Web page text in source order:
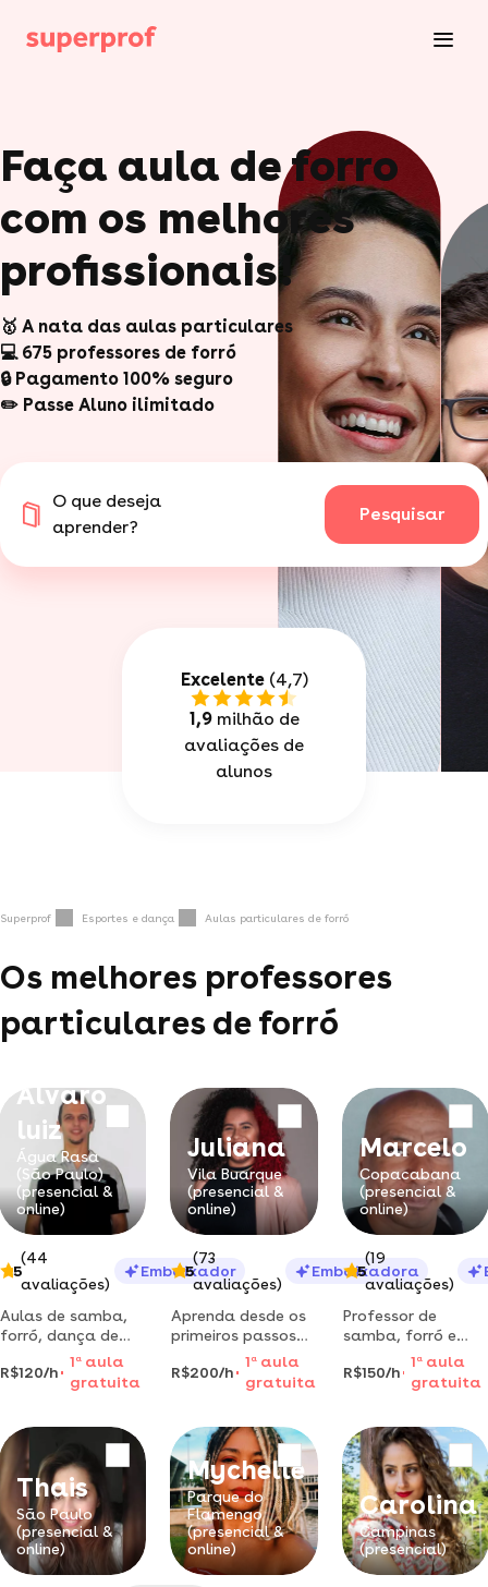
Faça aula de forro
com os melhores
profissionais!
🥇 A nata das aulas particulares
💻 675 professores de forró
🔒 Pagamento 100% seguro
✏️ Passe Aluno ilimitado
O que deseja
aprender?
Pesquisar
Excelente(4,7)
1,9milhão de
avaliações de
alunos
Superprof Esportes e dança Aulas particulares de forró
Os melhores professores
particulares de forró
Alvaro
luiz
Água Rasa
(São Paulo)
(presencial &
online)
5
(44
avaliações)
Embaixador
Aulas de samba,
forró, dança de
salão, bolero,
zouk, vanera e
R$120/h
1 aaula
gratuita
Juliana
Vila Buarque
(presencial &
online)
5
(73
avaliações)
Embaixadora
Aprenda desde os
primeiros passos
comigo! aulas de
forró e samba no
corporal e
técnicas
personalizadas
R$200/h
1 a aula
gratuita
Marcelo
Copacabana
(presencial &
online)
5
(19
avaliações)
Professor de
samba, forró e
brazilian funk no
rio de janeiro |
aulas particulares
com marcelo
jordão.
R$150/h
1 a aula
gratuita
Thais
São Paulo
(presencial &
online)
Mychelle
Parque do
Flamengo
(presencial &
online)
Carolina
Campinas
(presencial)